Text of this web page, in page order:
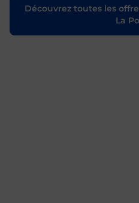
Découvrez toutes les
La